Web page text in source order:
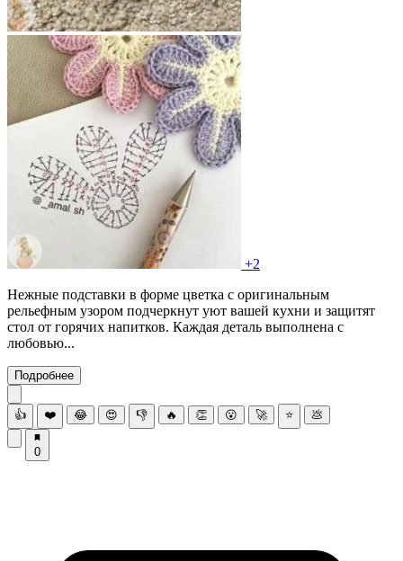
+2
Нежные подставки в форме цветка с оригинальным
рельефным узором подчеркнут уют вашей кухни и защитят
стол от горячих напитков. Каждая деталь выполнена с
любовью...
Подробнее
👍 ❤️ 😂 😍 👎 🔥 👏 😮 🚀 ⭐ 💩
0